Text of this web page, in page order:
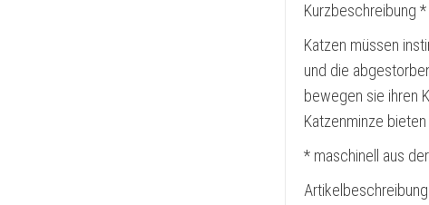
Kurzbeschreibung *
Katzen müssen
und die
bewegen sie ihren
Katzenminze
* maschinell aus